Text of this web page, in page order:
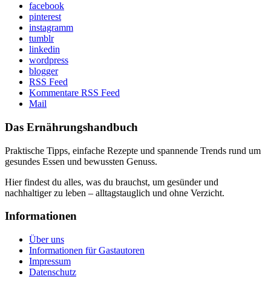
facebook
pinterest
instagramm
tumblr
linkedin
wordpress
blogger
RSS Feed
Kommentare RSS Feed
Mail
Das Ernährungshandbuch
Praktische Tipps, einfache Rezepte und spannende Trends rund um
gesundes Essen und bewussten Genuss.
Hier findest du alles, was du brauchst, um gesünder und
nachhaltiger zu leben – alltagstauglich und ohne Verzicht.
Informationen
Über uns
Informationen für Gastautoren
Impressum
Datenschutz